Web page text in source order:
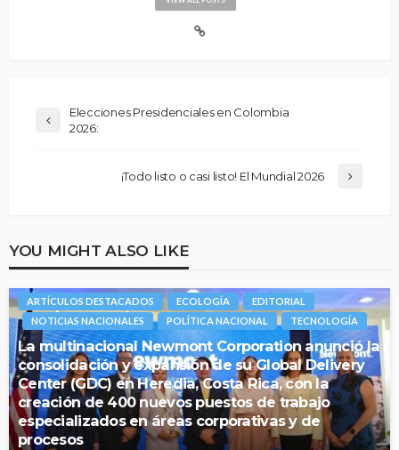
Elecciones Presidenciales en Colombia
2026:
¡Todo listo o casi listo! El Mundial 2026
YOU MIGHT ALSO LIKE
ARTÍCULOS DESTACADOS ECOLOGÍA
EDITORIAL
NOTICIAS NACIONALES
POLÍTICA NACIONAL TECNOLOGÍA
La multinacional Newmont Corporation anunció la
consolidación y expansión de su Global Delivery
Center (GDC) en Heredia, Costa Rica, con la
creación de 400 nuevos puestos de trabajo
especializados en áreas corporativas y de
procesos